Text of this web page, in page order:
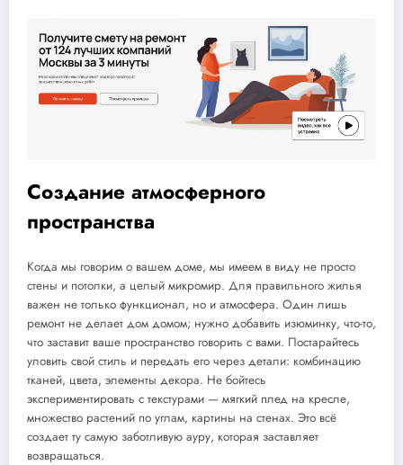
Создание атмосферного
пространства
Когда мы говорим о вашем доме, мы имеем в виду не просто
стены и потолки, а целый микромир. Для правильного жилья
важен не только функционал, но и атмосфера. Один лишь
ремонт не делает дом домом; нужно добавить изюминку, что-то,
что заставит ваше пространство говорить с вами. Постарайтесь
уловить свой стиль и передать его через детали: комбинацию
тканей, цвета, элементы декора. Не бойтесь
экспериментировать с текстурами — мягкий плед на кресле,
множество растений по углам, картины на стенах. Это всё
создает ту самую заботливую ауру, которая заставляет
возвращаться.